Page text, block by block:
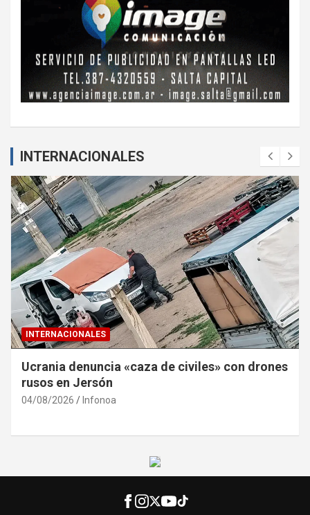
INTERNACIONALES
INTERNACIONALES
Ucrania denuncia «caza de civiles» con drones
rusos en Jersón
04/08/2026 Infonoa